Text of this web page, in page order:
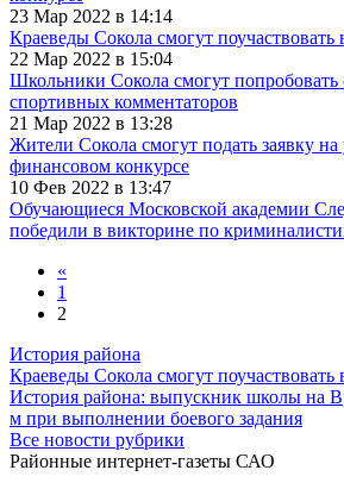
23 Мар 2022 в 14:14
Краеведы Сокола смогут поучаствовать
22 Мар 2022 в 15:04
Школьники Сокола смогут попробовать
спортивных комментаторов
21 Мар 2022 в 13:28
Жители Сокола смогут подать заявку на
финансовом конкурсе
10 Фев 2022 в 13:47
Обучающиеся Московской академии
победили в викторине по
«
1
2
История района
Краеведы Сокола смогут поучаствовать
История района: выпускник школы на
м при выполнении боевого задания
Все новости рубрики
Районные интернет-газеты САО